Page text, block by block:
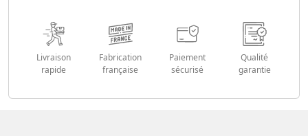
Livraison
rapide
Fabrication
française
Paiement
sécurisé
Qualité
garantie